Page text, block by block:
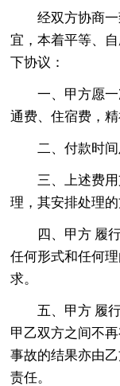
经双方协商
宜，本着平等、
下协议：
一、甲方愿
通费、住宿费，
二、付款时
三、上述费
理，其安排处理
四、甲方 履
任何形式和任何
求。
五、甲方 履
甲乙双方之间不
事故的结果亦由
责任。